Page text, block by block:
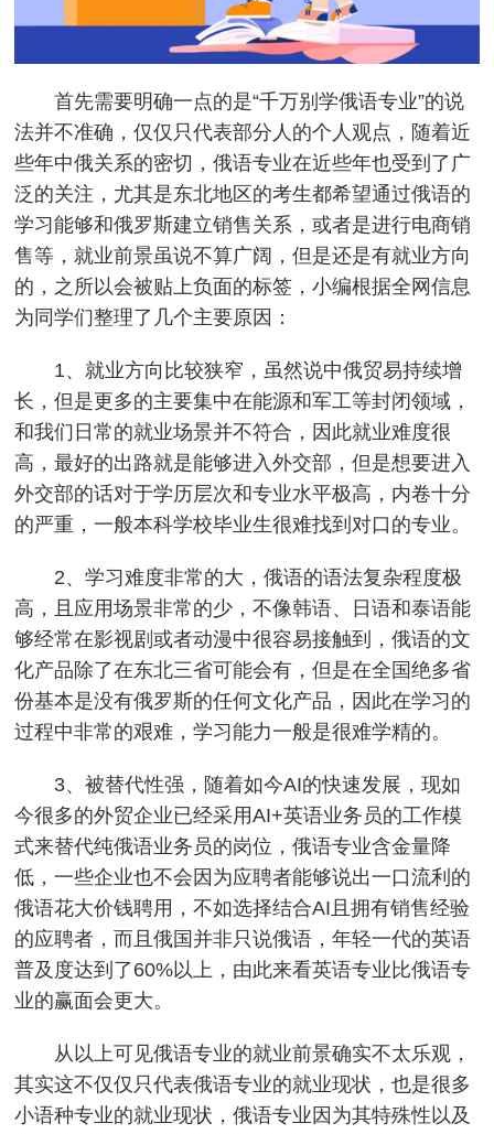
首先需要明确一点的是“千万别学俄语专业”的说
法并不准确，仅仅只代表部分人的个人观点，随着近
些年中俄关系的密切，俄语专业在近些年也受到了广
泛的关注，尤其是东北地区的考生都希望通过俄语的
学习能够和俄罗斯建立销售关系，或者是进行电商销
售等，就业前景虽说不算广阔，但是还是有就业方向
的，之所以会被贴上负面的标签，小编根据全网信息
为同学们整理了几个主要原因：
1、就业方向比较狭窄，虽然说中俄贸易持续增
长，但是更多的主要集中在能源和军工等封闭领域，
和我们日常的就业场景并不符合，因此就业难度很
高，最好的出路就是能够进入外交部，但是想要进入
外交部的话对于学历层次和专业水平极高，内卷十分
的严重，一般本科学校毕业生很难找到对口的专业。
2、学习难度非常的大，俄语的语法复杂程度极
高，且应用场景非常的少，不像韩语、日语和泰语能
够经常在影视剧或者动漫中很容易接触到，俄语的文
化产品除了在东北三省可能会有，但是在全国绝多省
份基本是没有俄罗斯的任何文化产品，因此在学习的
过程中非常的艰难，学习能力一般是很难学精的。
3、被替代性强，随着如今AI的快速发展，现如
今很多的外贸企业已经采用AI+英语业务员的工作模
式来替代纯俄语业务员的岗位，俄语专业含金量降
低，一些企业也不会因为应聘者能够说出一口流利的
俄语花大价钱聘用，不如选择结合AI且拥有销售经验
的应聘者，而且俄国并非只说俄语，年轻一代的英语
普及度达到了60%以上，由此来看英语专业比俄语专
业的赢面会更大。
从以上可见俄语专业的就业前景确实不太乐观，
其实这不仅仅只代表俄语专业的就业现状，也是很多
小语种专业的就业现状，俄语专业因为其特殊性以及